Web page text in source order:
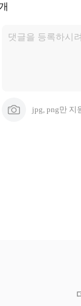
jpg, png만 지